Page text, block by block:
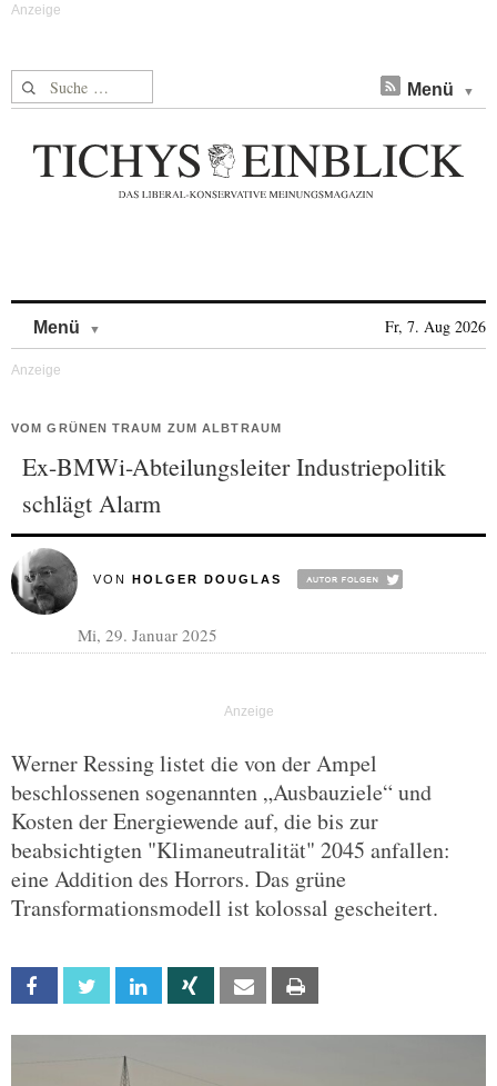
Suche nach: Menü
Menü Fr, 7. Aug 2026
VOM GRÜNEN TRAUM ZUM ALBTRAUM
Ex-BMWi-Abteilungsleiter Industriepolitik
schlägt Alarm
VON HOLGER DOUGLAS
Mi, 29. Januar 2025
Werner Ressing listet die von der Ampel
beschlossenen sogenannten „Ausbauziele“ und
Kosten der Energiewende auf, die bis zur
beabsichtigten "Klimaneutralität" 2045 anfallen:
eine Addition des Horrors. Das grüne
Transformationsmodell ist kolossal gescheitert.
Facebook Twitter Linkedin Xing Email